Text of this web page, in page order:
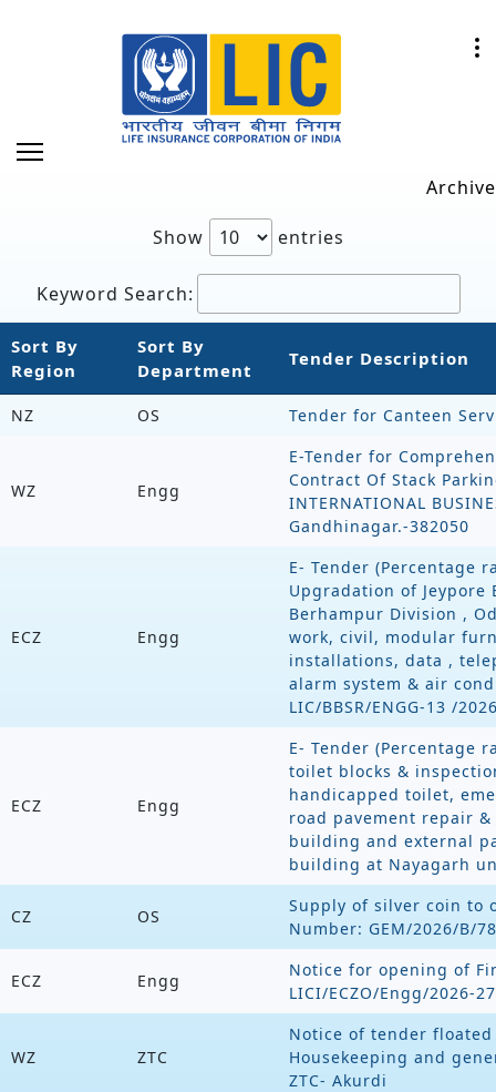
Archive
Show entries
Keyword Search:
Sort By
Region
Sort By
Department
Tender Description
NZ OS Tender for Canteen
WZ Engg
E-Tender for
Contract Of Stack
INTERNATIONAL
Gandhinagar.-382050
ECZ Engg
E- Tender (Percentage
Upgradation of
Berhampur Division ,
work, civil, modular
installations, data ,
alarm system & air
LIC/BBSR/ENGG-13 /
ECZ Engg
E- Tender (Percentage
toilet blocks &
handicapped toilet,
road pavement repair
building and external
building at Nayagarh
CZ OS
Supply of silver coin to
Number: GEM/2026/B/
ECZ Engg
Notice for opening of
LICI/ECZO/Engg/2026-
WZ ZTC
Notice of tender
Housekeeping and
ZTC- Akurdi